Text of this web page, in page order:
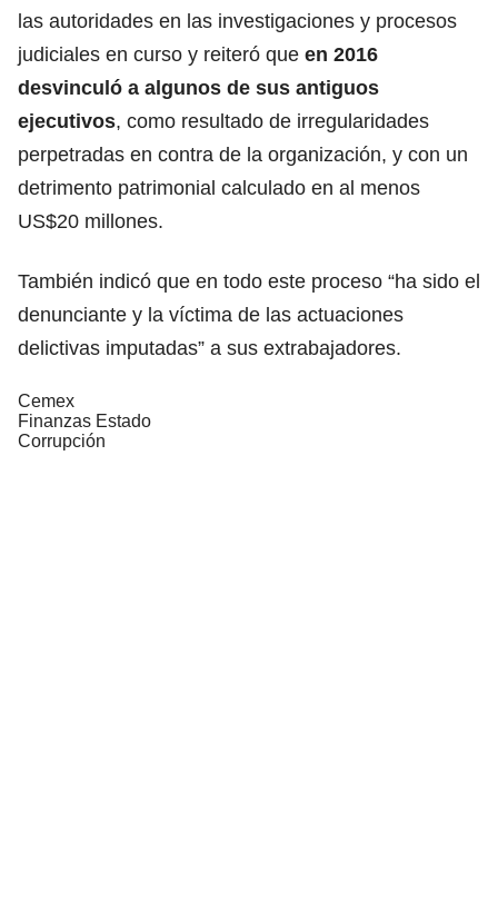
las autoridades en las investigaciones y procesos
judiciales en curso y reiteró que en 2016
desvinculó a algunos de sus antiguos
ejecutivos, como resultado de irregularidades
perpetradas en contra de la organización, y con un
detrimento patrimonial calculado en al menos
US$20 millones.
También indicó que en todo este proceso “ha sido el
denunciante y la víctima de las actuaciones
delictivas imputadas” a sus extrabajadores.
Cemex
Finanzas Estado
Corrupción